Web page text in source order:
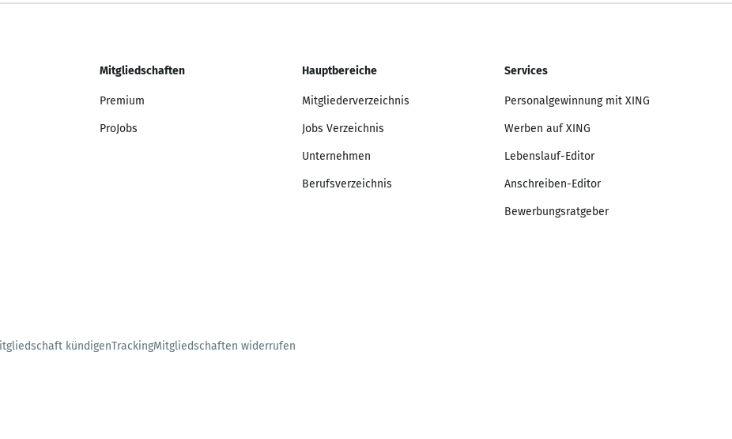
Mitgliedschaften
Premium
ProJobs
Hauptbereiche
Mitgliederverzeichnis
Jobs Verzeichnis
Unternehmen
Berufsverzeichnis
Services
Personalgewinnung mit XING
Werben auf XING
Lebenslauf-Editor
Anschreiben-Editor
Bewerbungsratgeber
kündigenTrackingMitgliedschaften widerrufen